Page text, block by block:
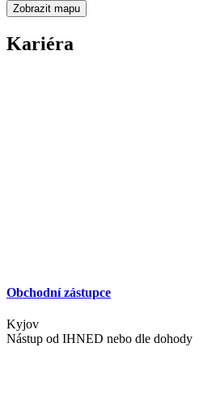
Zobrazit mapu
Kariéra
Obchodní zástupce
Kyjov
Nástup od IHNED nebo dle dohody